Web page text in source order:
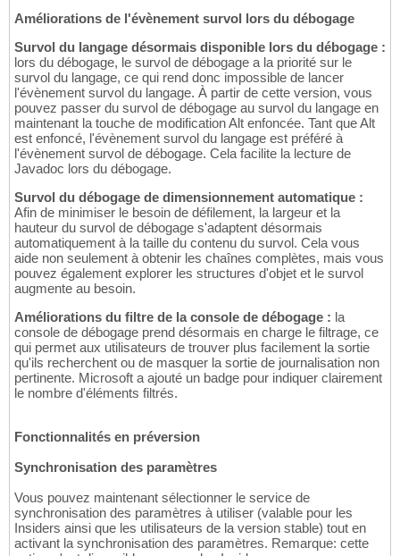
Améliorations de l'évènement survol lors du débogage
Survol du langage désormais disponible lors du débogage :
lors du débogage, le survol de débogage a la priorité sur le
survol du langage, ce qui rend donc impossible de lancer
l'évènement survol du langage. À partir de cette version, vous
pouvez passer du survol de débogage au survol du langage en
maintenant la touche de modification Alt enfoncée. Tant que Alt
est enfoncé, l'évènement survol du langage est préféré à
l'évènement survol de débogage. Cela facilite la lecture de
Javadoc lors du débogage.
Survol du débogage de dimensionnement automatique :
Afin de minimiser le besoin de défilement, la largeur et la
hauteur du survol de débogage s'adaptent désormais
automatiquement à la taille du contenu du survol. Cela vous
aide non seulement à obtenir les chaînes complètes, mais vous
pouvez également explorer les structures d'objet et le survol
augmente au besoin.
Améliorations du filtre de la console de débogage : la
console de débogage prend désormais en charge le filtrage, ce
qui permet aux utilisateurs de trouver plus facilement la sortie
qu'ils recherchent ou de masquer la sortie de journalisation non
pertinente. Microsoft a ajouté un badge pour indiquer clairement
le nombre d'éléments filtrés.
Fonctionnalités en préversion
Synchronisation des paramètres
Vous pouvez maintenant sélectionner le service de
synchronisation des paramètres à utiliser (valable pour les
Insiders ainsi que les utilisateurs de la version stable) tout en
activant la synchronisation des paramètres. Remarque: cette